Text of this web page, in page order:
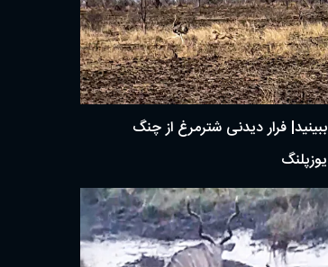
ببینید| فرار دیدنی شترمرغ از چنگ
یوزپلنگ